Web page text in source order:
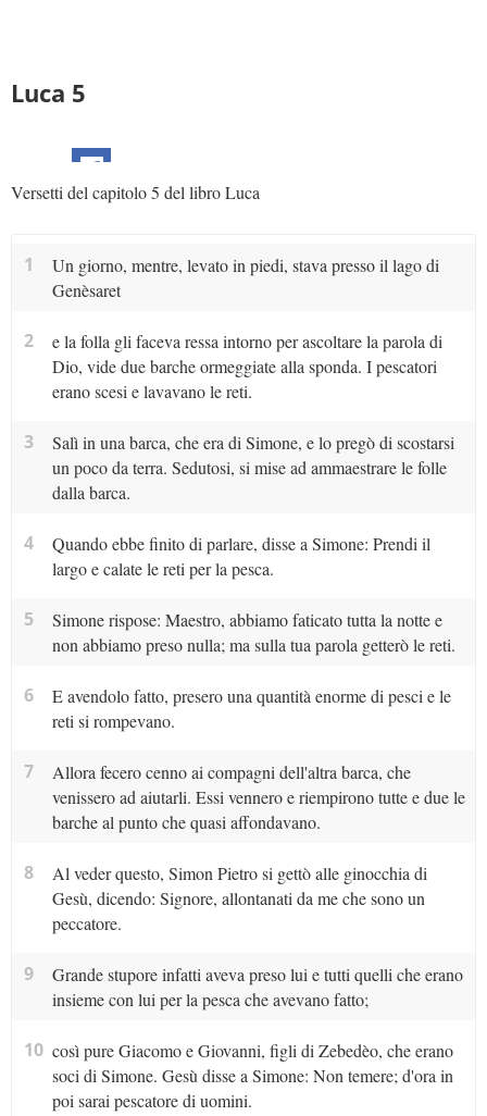
Luca 5
Versetti del capitolo 5 del libro Luca
1
Un giorno, mentre, levato in piedi, stava presso il lago di
Genèsaret
2
e la folla gli faceva ressa intorno per ascoltare la parola di
Dio, vide due barche ormeggiate alla sponda. I pescatori
erano scesi e lavavano le reti.
3
Salì in una barca, che era di Simone, e lo pregò di scostarsi
un poco da terra. Sedutosi, si mise ad ammaestrare le folle
dalla barca.
4
Quando ebbe finito di parlare, disse a Simone: Prendi il
largo e calate le reti per la pesca.
5
Simone rispose: Maestro, abbiamo faticato tutta la notte e
non abbiamo preso nulla; ma sulla tua parola getterò le reti.
6
E avendolo fatto, presero una quantità enorme di pesci e le
reti si rompevano.
7
Allora fecero cenno ai compagni dell'altra barca, che
venissero ad aiutarli. Essi vennero e riempirono tutte e due le
barche al punto che quasi affondavano.
8
Al veder questo, Simon Pietro si gettò alle ginocchia di
Gesù, dicendo: Signore, allontanati da me che sono un
peccatore.
9
Grande stupore infatti aveva preso lui e tutti quelli che erano
insieme con lui per la pesca che avevano fatto;
10 così pure Giacomo e Giovanni, figli di Zebedèo, che erano
soci di Simone. Gesù disse a Simone: Non temere; d'ora in
poi sarai pescatore di uomini.